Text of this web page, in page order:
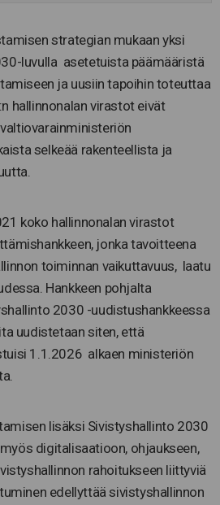
strategian mukaan yksi
luvulla asetetuista päämääristä
ja uusiin tapoihin toteuttaa
hallinnonalan virastot eivät
selkeää rakenteellista ja
koko hallinnonalan virastot
jonka tavoitteena
toiminnan vaikuttavuus, laatu
Hankkeen pohjalta
2030 -uudistushankkeessa
uudistetaan siten, että
1.1.2026 alkaen ministeriön
lisäksi Sivistyshallinto 2030
digitalisaatioon, ohjaukseen,
rahoitukseen liittyviä
edellyttää sivistyshallinnon